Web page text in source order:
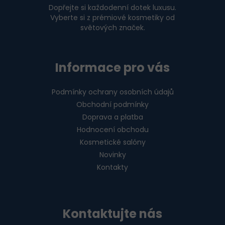
Dopřejte si každodenní dotek luxusu.
Vyberte si z prémiové kosmetiky od
světových značek.
Informace pro vás
Podmínky ochrany osobních údajů
Obchodní podmínky
Doprava a platba
Hodnocení obchodu
Kosmetické salóny
Novinky
Kontakty
Kontaktujte nás